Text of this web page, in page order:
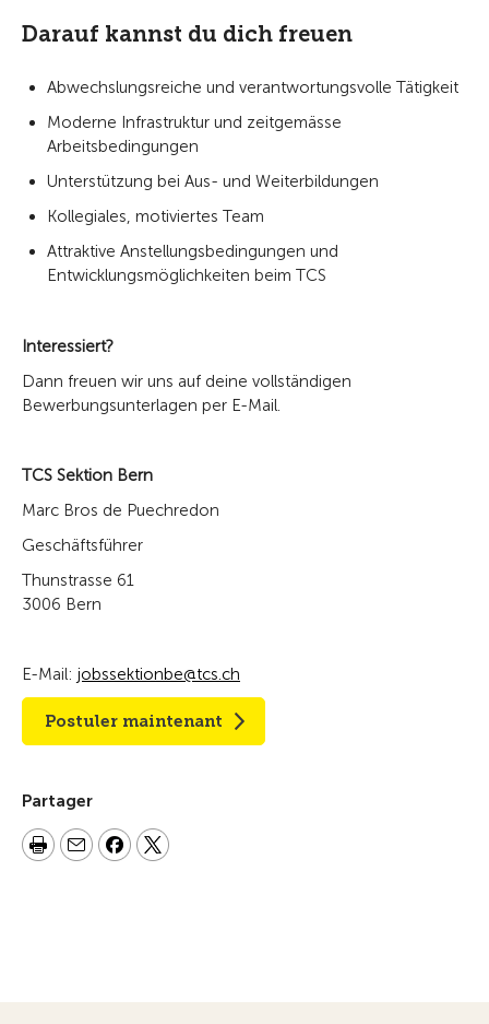
Darauf kannst du dich freuen
Abwechslungsreiche und verantwortungsvolle Tätigkeit
Moderne Infrastruktur und zeitgemässe
Arbeitsbedingungen
Unterstützung bei Aus- und Weiterbildungen
Kollegiales, motiviertes Team
Attraktive Anstellungsbedingungen und
Entwicklungsmöglichkeiten beim TCS
Interessiert?
Dann freuen wir uns auf deine vollständigen
Bewerbungsunterlagen per E-Mail.
TCS Sektion Bern
Marc Bros de Puechredon
Geschäftsführer
Thunstrasse 61
3006 Bern
E-Mail: jobssektionbe@tcs.ch
Postuler maintenant
Partager